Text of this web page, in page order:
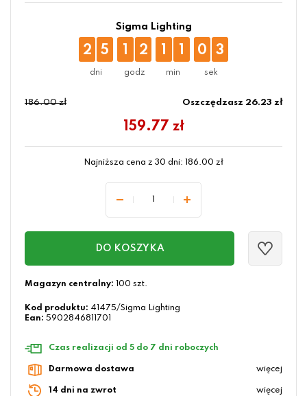
Sigma Lighting
2 5 1 2 1 1 0 2
186.00 zł Oszczędzasz 26.23 zł
159.77 zł
Najniższa cena z 30 dni: 186.00 zł
DO KOSZYKA
Magazyn centralny: 100 szt.
Kod produktu: 41475/Sigma Lighting
Ean: 5902846811701
Czas realizacji od 5 do 7 dni roboczych
Darmowa dostawa więcej
14 dni na zwrot więcej